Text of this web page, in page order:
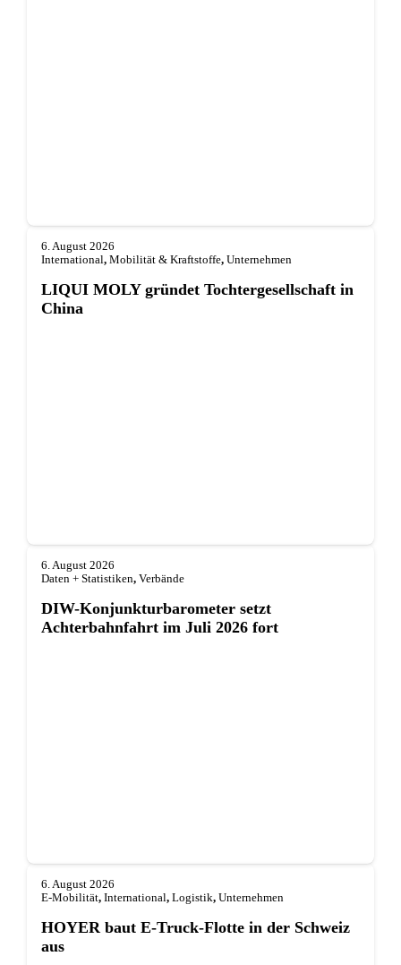
6. August 2026
International, Mobilität & Kraftstoffe, Unternehmen
LIQUI MOLY gründet Tochterge­sellschaft in
China
6. August 2026
Daten + Statistiken, Verbände
DIW-Konjunkturbarometer setzt
Achterbahnfahrt im Juli 2026 fort
6. August 2026
E-Mobilität, International, Logistik, Unternehmen
HOYER baut E-Truck-Flotte in der Schweiz
aus